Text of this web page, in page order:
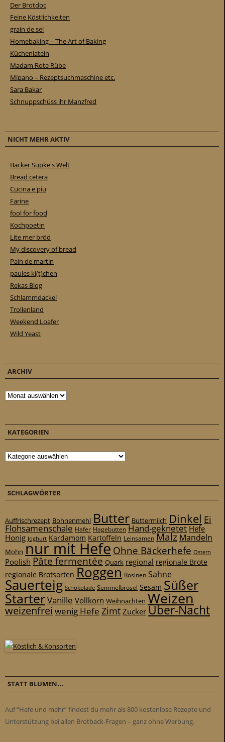
Der Brotdoc
Feine Köstlichkeiten
grain de sel
Homebaking – The Art of Baking
Küchenlatein
Madam Rote Rübe
Mipano – Rezeptsuchmaschine etc.
Sara Bakar
Schnuppschüss ihr Manzfred
NICHT MEHR AKTIV
Bäcker Süpke's Welt
Bread cetera
Cucina e piu
Farine
fool for food
Kochpoetin
Lite mer bröd
My discovery of bread
Pain de martin
paules ki(t)chen
Rekas Blog
Schlammdackel
Trollenland
Weekend Loafer
Wild Yeast
ARCHIV
Archiv
KATEGORIEN
Kategorien
SCHLAGWÖRTER
Auffrischrezept Bohnenmehl Butter Buttermilch Dinkel Ei
Flohsamenschale Hafer Hagebutten Hand-geknetet Hefe
Honig Joghurt Kardamom Kartoffeln Leinsamen Malz Mandeln
Mohn nur mit Hefe Ohne Bäckerhefe Ostern
Poolish Pâte fermentée Quark regional regionale Brote
regionale Brotsorten Roggen Rosinen Sahne
Sauerteig Schokolade Semmelbrösel Sesam Süßer
StarterVanille Vollkorn Weihnachten Weizen
weizenfrei wenig Hefe ZimtZuckerÜber-Nacht
STATT BLUMEN…
Auf “Hefe und mehr” findest du mehr als 800 kostenlose Rezepte und
Unterstützung bei allen Brotback-Fragen – ganz ohne Werbung.